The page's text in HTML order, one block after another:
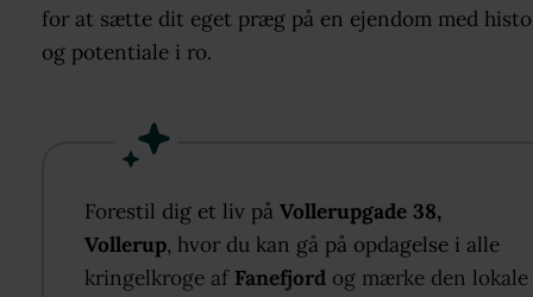
for at sætte dit eget præg på en ejendom med
og potentiale i ro.
Forestil dig et liv påVollerupgade 38,
Vollerup, hvor du kan gå på opdagelse i alle
kringelkroge af Fanefjord og mærke den lokale